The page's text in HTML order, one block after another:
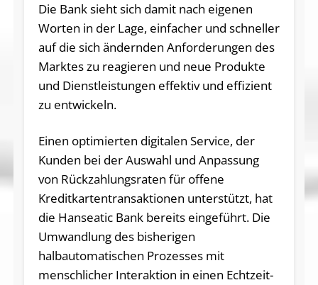
Die Bank sieht sich damit nach eigenen
Worten in der Lage, einfacher und schneller
auf die sich ändernden Anforderungen des
Marktes zu reagieren und neue Produkte
und Dienstleistungen effektiv und effizient
zu entwickeln.
Einen optimierten digitalen Service, der
Kunden bei der Auswahl und Anpassung
von Rückzahlungsraten für offene
Kreditkartentransaktionen unterstützt, hat
die Hanseatic Bank bereits eingeführt. Die
Umwandlung des bisherigen
halbautomatischen Prozesses mit
menschlicher Interaktion in einen Echtzeit-